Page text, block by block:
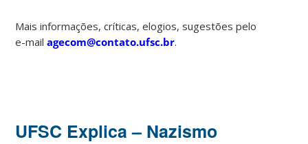
Mais informações, críticas, elogios, sugestões pelo
e-mailagecom@contato.ufsc.br.
UFSC Explica – Nazismo